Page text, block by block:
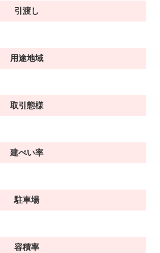
引渡し
用途地域
取引態様
建ぺい率
駐車場
容積率